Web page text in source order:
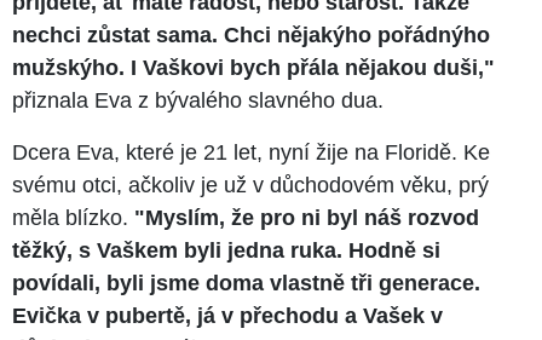
nechci zůstat sama. Chci nějakýho pořádnýho
mužskýho. I Vaškovi bych přála nějakou duši,"
přiznala Eva z bývalého slavného dua.
Dcera Eva, které je 21 let, nyní žije na Floridě. Ke
svému otci, ačkoliv je už v důchodovém věku, prý
měla blízko. "Myslím, že pro ni byl náš rozvod
těžký, s Vaškem byli jedna ruka. Hodně si
povídali, byli jsme doma vlastně tři generace.
Evička v pubertě, já v přechodu a Vašek v